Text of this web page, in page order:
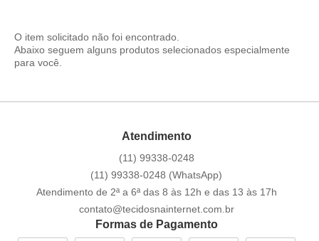
O item solicitado não foi encontrado.
Abaixo seguem alguns produtos selecionados especialmente
para você.
Atendimento
(11) 99338-0248
(11) 99338-0248 (WhatsApp)
Atendimento de 2ª a 6ª das 8 às 12h e das 13 às 17h
contato@tecidosnainternet.com.br
Formas de Pagamento